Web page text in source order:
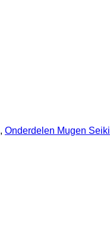
, Onderdelen Mugen Seiki